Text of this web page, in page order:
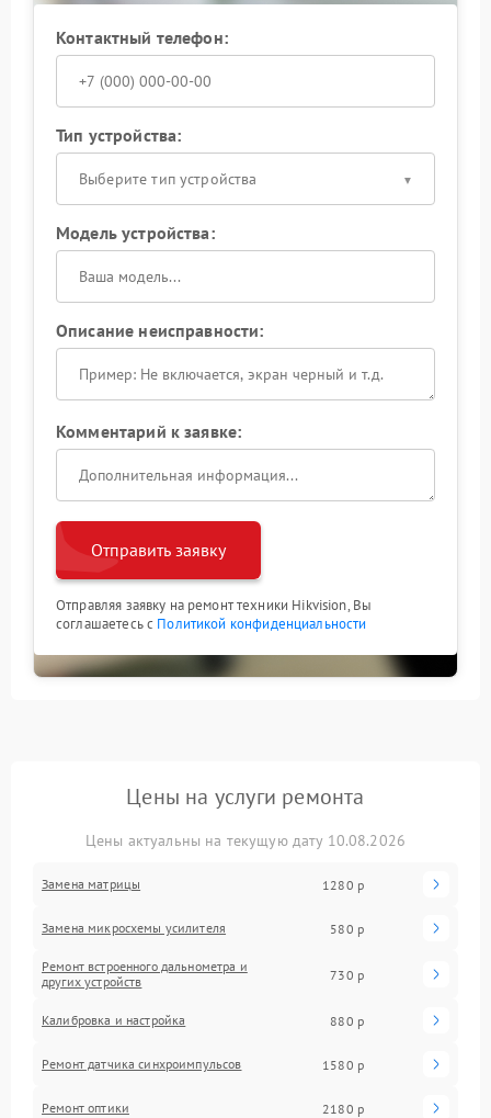
Контактный телефон:
Тип устройства:
Выберите тип устройства
Модель устройства:
Описание неисправности:
Комментарий к заявке:
Отправить заявку
Отправляя заявку на ремонт техники Hikvision, Вы
соглашаетесь с Политикой конфиденциальности
Цены на услуги ремонта
Цены актуальны на текущую дату 10.08.2026
Замена матрицы 1280 р
Замена микросхемы усилителя 580 р
Ремонт встроенного дальнометра и
других устройств
730 р
Калибровка и настройка 880 р
Ремонт датчика синхроимпульсов 1580 р
Ремонт оптики 2180 р